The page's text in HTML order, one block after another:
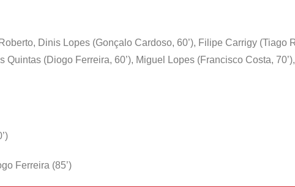
Dinis Lopes (Gonçalo Cardoso, 60’), Filipe Carrigy (Tiago
(Diogo Ferreira, 60’), Miguel Lopes (Francisco Costa,
Ferreira (85’)